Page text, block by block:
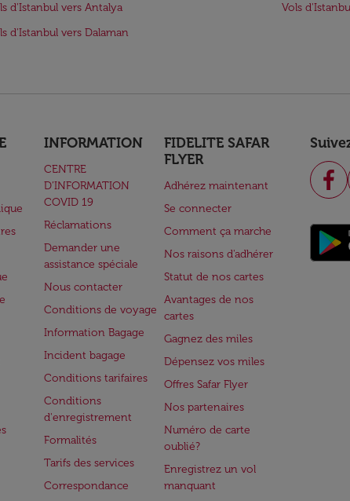
d'Istanbul vers Antalya
Vols
d'Istanbul vers Dalaman
INFORMATION
CENTRE
D’INFORMATION
COVID 19
Réclamations
Demander une
assistance spéciale
Nous contacter
Conditions de voyage
Information Bagage
Incident bagage
Conditions tarifaires
Conditions
d'enregistrement
Formalités
Tarifs des services
Correspondance
FIDELITE SAFAR
FLYER
Adhérez maintenant
Se connecter
Comment ça marche
Nos raisons d'adhérer
Statut de nos cartes
Avantages de nos
cartes
Gagnez des miles
Dépensez vos miles
Offres Safar Flyer
Nos partenaires
Numéro de carte
oublié?
Enregistrez un vol
manquant